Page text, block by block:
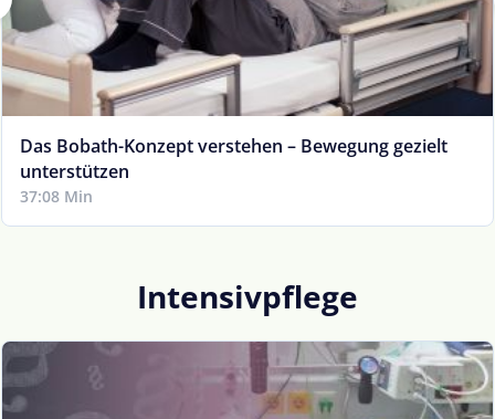
Das Bobath-Konzept verstehen – Bewegung gezielt
unterstützen
37:08 Min
Intensivpflege